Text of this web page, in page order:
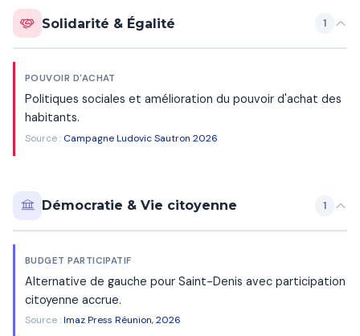
Solidarité & Égalité 1
POUVOIR D'ACHAT
Politiques sociales et amélioration du pouvoir d'achat des
habitants.
Source : Campagne Ludovic Sautron 2026
Démocratie & Vie citoyenne 1
BUDGET PARTICIPATIF
Alternative de gauche pour Saint-Denis avec participation
citoyenne accrue.
Source :Imaz Press Réunion, 2026